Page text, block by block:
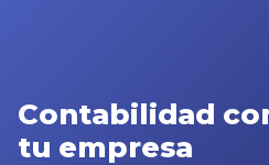
Contabilidad
tu empresa